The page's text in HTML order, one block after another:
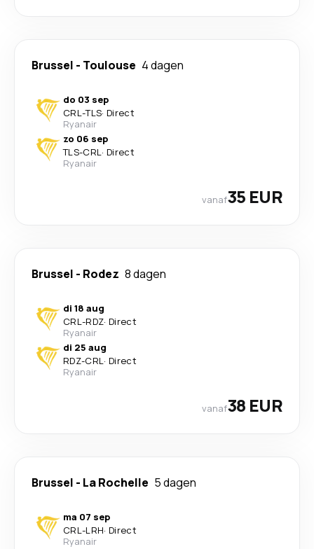
Brussel - Toulouse 4 dagen
do 03 sep
CRL-TLS· Direct
Ryanair
zo 06 sep
TLS-CRL· Direct
Ryanair
vanaf35 EUR
Brussel - Rodez 8 dagen
di 18 aug
CRL-RDZ· Direct
Ryanair
di 25 aug
RDZ-CRL· Direct
Ryanair
vanaf38 EUR
Brussel - La Rochelle 5 dagen
ma 07 sep
CRL-LRH· Direct
Ryanair